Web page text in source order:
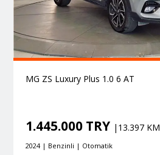
MG ZS Luxury Plus 1.0 6 AT
1.445.000 TRY |13.397 KM
2024 | Benzinli | Otomatik